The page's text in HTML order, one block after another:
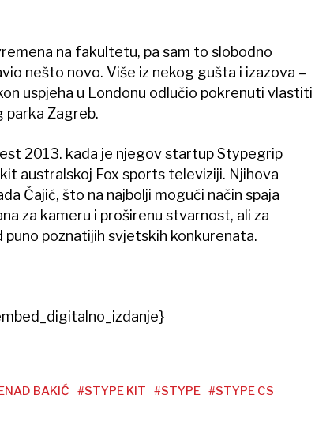
na fakultetu, pa sam to slobodno
nešto novo. Više iz nekog gušta i izazova –
uspjeha u Londonu odlučio pokrenuti vlastiti
parka Zagreb.
2013. kada je njegov startup Stypegrip
australskoj Fox sports televiziji. Njihova
Čajić, što na najbolji mogući način spaja
za kameru i proširenu stvarnost, ali za
poznatijih svjetskih konkurenata.
BAKIĆ #STYPE KIT #STYPE #STYPE CS